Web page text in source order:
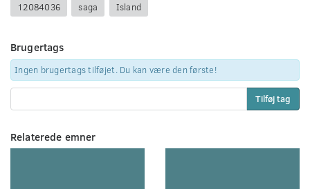
12084036 saga Island
Brugertags
Ingen brugertags tilføjet. Du kan være den første!
Tilføj tag
Relaterede emner